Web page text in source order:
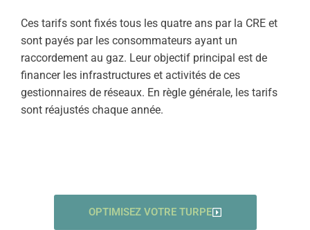
Ces tarifs sont fixés tous les quatre ans par la CRE et
sont payés par les consommateurs ayant un
raccordement au gaz. Leur objectif principal est de
financer les infrastructures et activités de ces
gestionnaires de réseaux. En règle générale, les tarifs
sont réajustés chaque année.
OPTIMISEZ VOTRE TURPE